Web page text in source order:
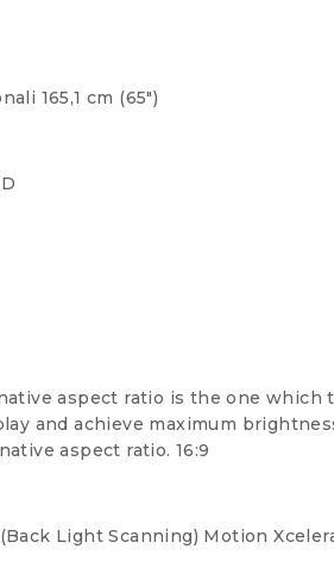
165,1 cm (65″)
aspect ratio is the one which
and achieve maximum
aspect ratio. 16:9
Light Scanning) Motion